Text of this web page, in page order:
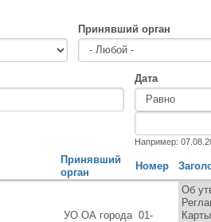
Принявший орган
Дата
Например:
Принявший
орган
Номер
УО ОА города 01-
Об